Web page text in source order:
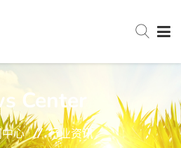
Center
心 行业资讯